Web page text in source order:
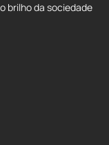
brilho da sociedade